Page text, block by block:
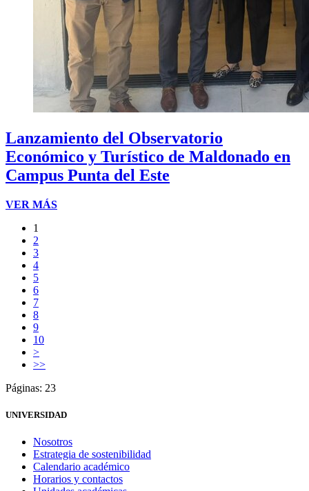
Lanzamiento del Observatorio
Económico y Turístico de Maldonado en
Campus Punta del Este
VER MÁS
1
2
3
4
5
6
7
8
9
10
>
>>
Páginas: 23
UNIVERSIDAD
Nosotros
Estrategia de sostenibilidad
Calendario académico
Horarios y contactos